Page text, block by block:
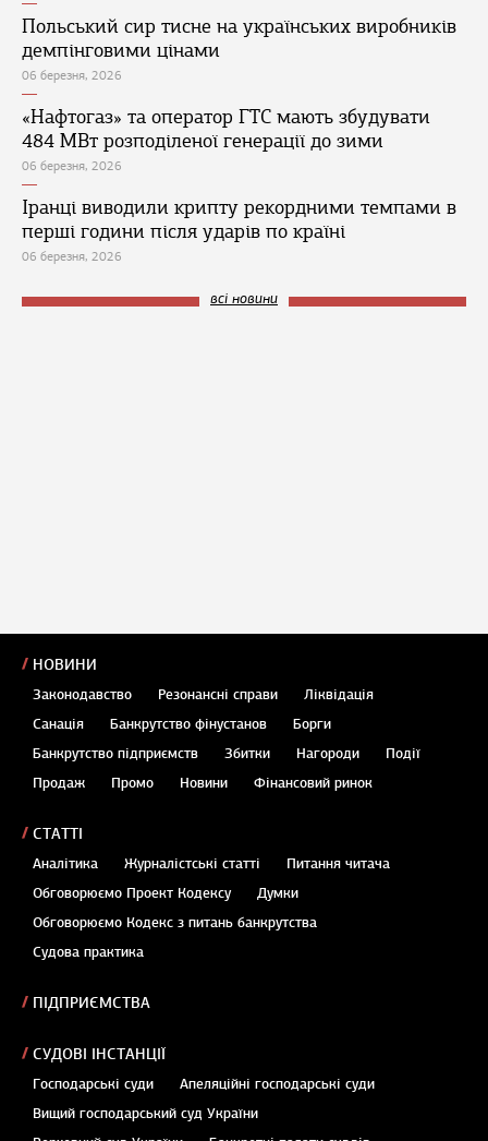
Польський сир тисне на українських виробників
демпінговими цінами
06 березня, 2026
«Нафтогаз» та оператор ГТС мають збудувати
484 МВт розподіленої генерації до зими
06 березня, 2026
Іранці виводили крипту рекордними темпами в
перші години після ударів по країні
06 березня, 2026
всі новини
НОВИНИ
Законодавство Резонансні справи
Ліквідація
Санація
Банкрутство фінустанов
Борги
Банкрутство підприємств
Збитки Нагороди
Події
Продаж
Промо Новини Фінансовий ринок
СТАТТІ
Аналітика Журналістські статті
Питання читача
Обговорюємо Проект Кодексу
Думки
Обговорюємо Кодекс з питань банкрутства
Судова практика
ПІДПРИЄМСТВА
СУДОВІ ІНСТАНЦІЇ
Господарські суди
Апеляційні господарські суди
Вищий господарський суд України